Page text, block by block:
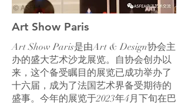
Art Show Paris
Art Show Paris是由Art & Design协会主
办的盛大艺术沙龙展览。自协会创办以
来，这个备受瞩目的展览已成功举办了
十六届，成为了法国艺术界备受期待的
盛事。今年的展览于2023年4月下旬在巴